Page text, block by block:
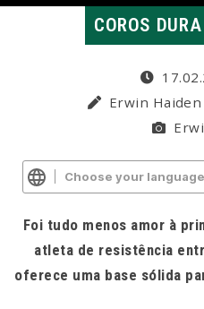
COROS
Erwin
Choose your language
Foi tudo menos amor à
atleta de resistência
oferece uma base sólida